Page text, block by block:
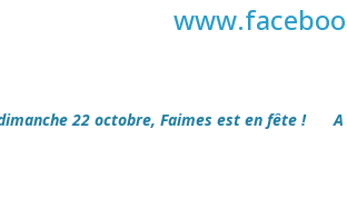
22 octobre, Faimes est en fête !